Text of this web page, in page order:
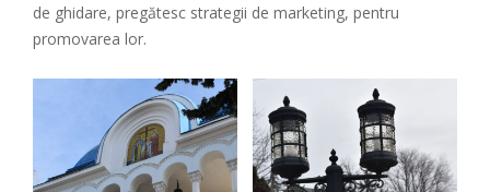
de ghidare, pregătesc strategii de marketing, pentru
promovarea lor.